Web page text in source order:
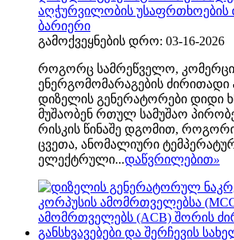
აღჭურვილობის უსაფრთხოების
ბარიერი
გამოქვეყნების დრო: 03-16-2026
როგორც სამრეწველო,
ენერგომომარაგების
დიზელის გენერატორები დიდი
მუშაობენ რთულ სამუშაო
რისკის წინაშე დგომით,
ცვეთა, ანომალიური
ელექტრული...დაწვრილებით»